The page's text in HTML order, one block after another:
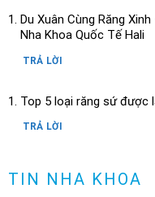
Du Xuân Cùng Răng
Nha Khoa Quốc Tế Hali
TRẢ LỜI
Top 5 loại răng sứ được
TRẢ LỜI
TIN NHA KHOA